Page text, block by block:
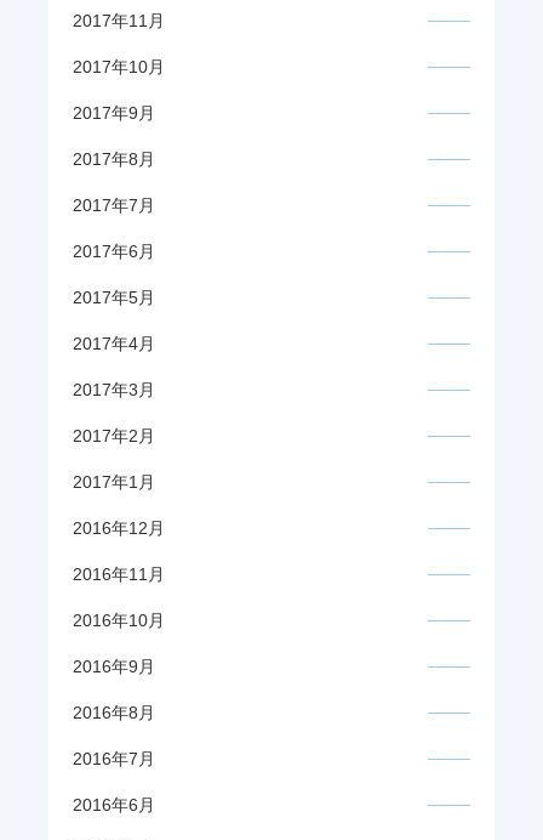
2017年11月
2017年10月
2017年9月
2017年8月
2017年7月
2017年6月
2017年5月
2017年4月
2017年3月
2017年2月
2017年1月
2016年12月
2016年11月
2016年10月
2016年9月
2016年8月
2016年7月
2016年6月